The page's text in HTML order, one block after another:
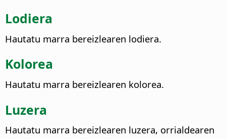
Lodiera
Hautatu marra bereizlearen lodiera.
Kolorea
Hautatu marra bereizlearen kolorea.
Luzera
Hautatu marra bereizlearen luzera, orrialdearen